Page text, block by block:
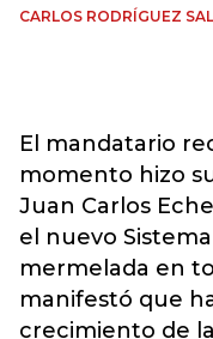
CARLOS RODRÍGUEZ
El mandatario
momento hizo
Juan Carlos
el nuevo
mermelada en
manifestó que
crecimiento de